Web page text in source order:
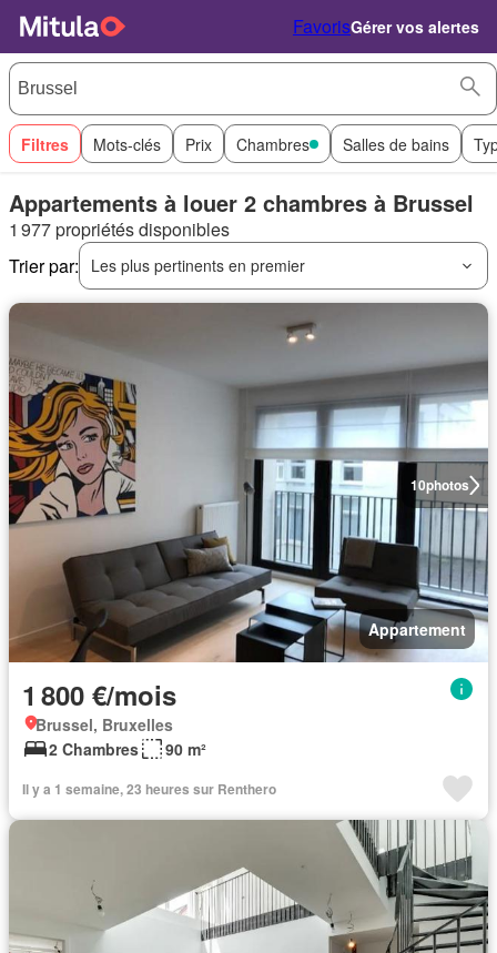
FavorisGérer vos alertes
Filtres Mots-clés Prix Chambres Salles de bains
Appartements à louer 2 chambres à Brussel
1 977 propriétés disponibles
Trier par:
Les plus pertinents en premier
10photos
Appartement
1 800 €/mois
Brussel, Bruxelles
2 Chambres
90 m²
Il y a 1 semaine, 23 heures sur Renthero